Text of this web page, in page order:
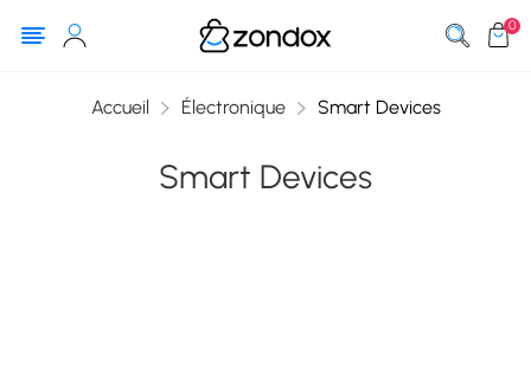
0
Accueil Électronique Smart Devices
Smart Devices